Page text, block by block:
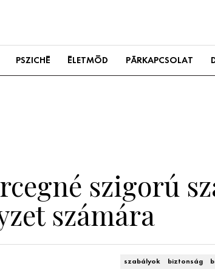
PSZICHÉ ÉLETMÓD PÁRKAPCSOLAT
szigorú
számára
szabályok biztonság